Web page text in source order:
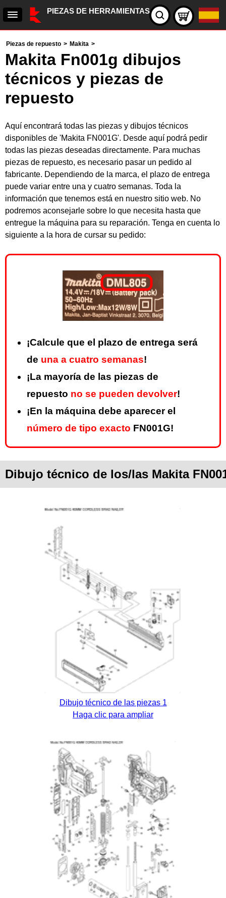
PIEZAS DE HERRAMIENTAS
Piezas de repuesto > Makita >
Makita Fn001g dibujos
técnicos y piezas de
repuesto
Aquí encontrará todas las piezas y dibujos técnicos
disponibles de 'Makita FN001G'. Desde aquí podrá pedir
todas las piezas deseadas directamente. Para muchas
piezas de repuesto, es necesario pasar un pedido al
fabricante. Dependiendo de la marca, el plazo de entrega
puede variar entre una y cuatro semanas. Toda la
información que tenemos está en nuestro sitio web. No
podremos aconsejarle sobre lo que necesita hasta que
entregue la máquina para su reparación. Tenga en cuenta lo
siguiente a la hora de cursar su pedido:
¡Calcule que el plazo de entrega será
de una a cuatro semanas!
¡La mayoría de las piezas de
repuesto no se pueden devolver!
¡En la máquina debe aparecer el
número de tipo exacto FN001G!
Dibujo técnico de los/las Makita
Dibujo técnico de las piezas 1
Haga clic para ampliar